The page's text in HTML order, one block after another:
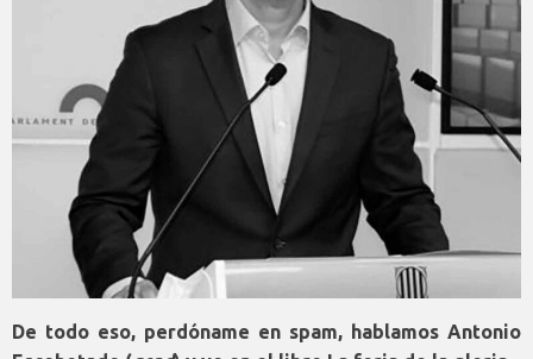
De todo eso, perdóname en spam, hablamos Antonio